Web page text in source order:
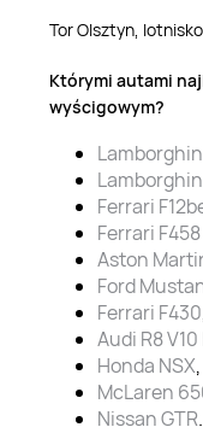
Tor Olsztyn,
Którymi autami
wyścigowym?
Ferrari
Ferrari
Aston
Ford
Ferrari F430
Audi R8
Honda NSX,
McLaren
Nissan GTR.